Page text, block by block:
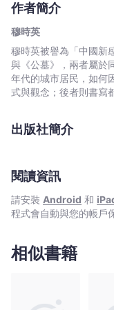
作者簡介
穆時英
穆時英被譽為「中國新
與《公墓》，兩者屬於
年代的城市居民，如何
式與觀念；後者則書寫
靈魂。
出版社簡介
閱讀資訊
請安裝 Android 和
程式會自動與您的帳戶
相似書籍